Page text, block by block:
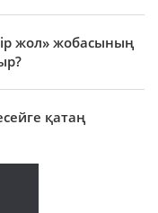
жол» жобасының
қатаң